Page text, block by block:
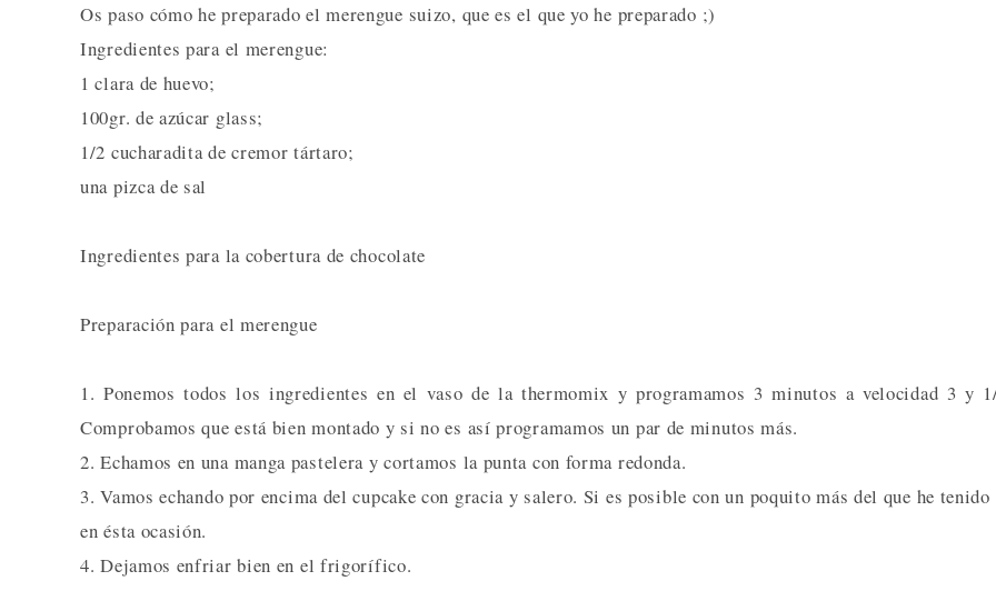
Os paso cómo he preparado el merengue suizo, que es el que yo he preparado ;)
Ingredientes para el merengue:
1 clara de huevo;
100gr. de azúcar glass;
1/2 cucharadita de cremor tártaro;
una pizca de sal
Ingredientes para la cobertura de chocolate
Preparación para el merengue
1. Ponemos todos los ingredientes en el vaso de la thermomix y programamos 3 minutos a velocidad 3 y
Comprobamos que está bien montado y si no es así programamos un par de minutos más.
2. Echamos en una manga pastelera y cortamos la punta con forma redonda.
3. Vamos echando por encima del cupcake con gracia y salero. Si es posible con un poquito más del que he tenido
en ésta ocasión.
4. Dejamos enfriar bien en el frigorífico.